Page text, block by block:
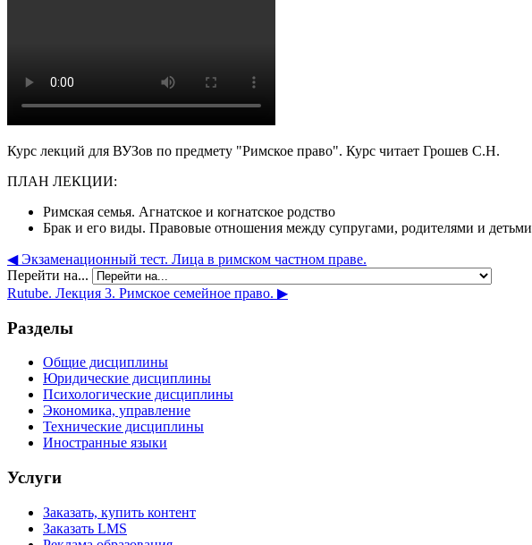
Курс лекций для ВУЗов по предмету "Римское право". Курс читает Грошев С.Н.
ПЛАН ЛЕКЦИИ:
Римская семья. Агнатское и когнатское родство
Брак и его виды. Правовые отношения между супругами, родителями и детьми
◀︎ Экзаменационный тест. Лица в римском частном праве.
Перейти на...
Rutube. Лекция 3. Римское семейное право. ▶︎
Разделы
Общие дисциплины
Юридические дисциплины
Психологические дисциплины
Экономика, управление
Технические дисциплины
Иностранные языки
Услуги
Заказать, купить контент
Заказать LMS